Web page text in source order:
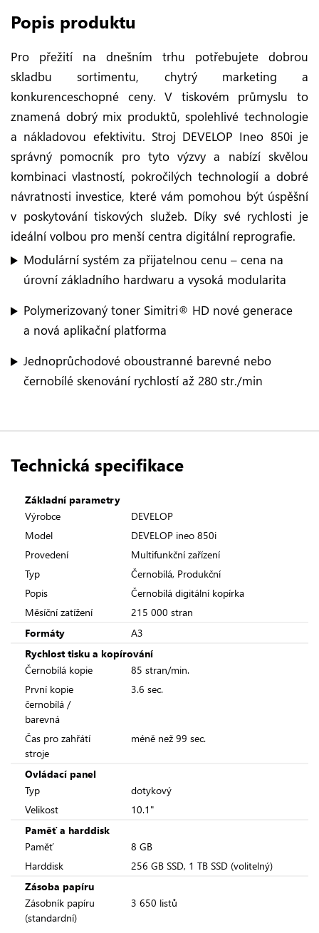
Popis produktu
Pro přežití na dnešním trhu potřebujete dobrou
skladbu sortimentu, chytrý marketing a
konkurenceschopné ceny. V tiskovém průmyslu to
znamená dobrý mix produktů, spolehlivé technologie
a nákladovou efektivitu. Stroj DEVELOP Ineo 850i je
správný pomocník pro tyto výzvy a nabízí skvělou
kombinaci vlastností, pokročilých technologií a dobré
návratnosti investice, které vám pomohou být úspěšní
v poskytování tiskových služeb. Díky své rychlosti je
ideální volbou pro menší centra digitální reprografie.
Modulární systém za přijatelnou cenu – cena na
úrovní základního hardwaru a vysoká modularita
Polymerizovaný toner Simitri® HD nové generace
a nová aplikační platforma
Jednoprůchodové oboustranné barevné nebo
černobílé skenování rychlostí až 280 str./min
Technická specifikace
Základní parametry
Výrobce
DEVELOP
Model
DEVELOP ineo 850i
Provedení
Multifunkční zařízení
Typ
Černobílá, Produkční
Popis
Černobílá digitální kopírka
Měsíční zatížení
215 000 stran
Formáty
A3
Rychlost tisku a kopírování
Černobílá kopie
85 stran/min.
První kopie
černobílá /
barevná
3.6 sec.
Čas pro zahřátí
stroje
méně než 99 sec.
Ovládací panel
Typ
dotykový
Velikost
10.1"
Paměť a harddisk
Paměť
8 GB
Harddisk
256 GB SSD, 1 TB SSD (volitelný)
Zásoba papíru
Zásobník papíru
(standardní)
3 650 listů